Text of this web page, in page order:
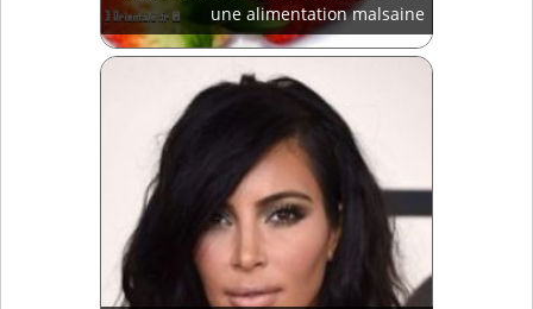
une alimentation malsaine